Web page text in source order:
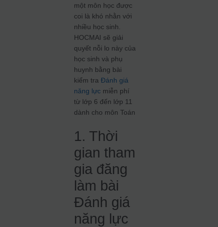
một môn học được
coi là khó nhằn với
nhiều học sinh.
HOCMAI sẽ giải
quyết nỗi lo này của
học sinh và phụ
huynh bằng bài
kiểm traĐánh giá
năng lực miễn phí
từ lớp 6 đến lớp 11
dành cho môn Toán
1. Thời
gian tham
gia đăng
làm bài
Đánh giá
năng lực